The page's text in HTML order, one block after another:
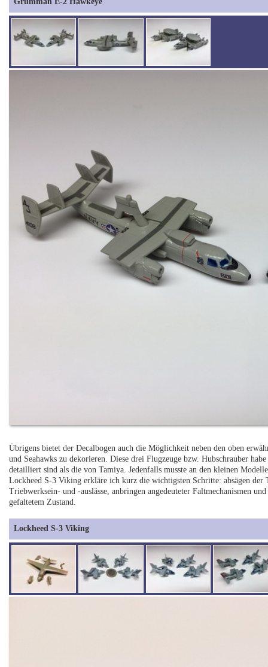
Übrigens bietet der Decalbogen auch die Möglichkeit neben den oben
und Seahawks zu dekorieren. Diese drei Flugzeuge bzw. Hubschrauber
detailliert sind als die von Tamiya. Jedenfalls musste an den kleinen
Lockheed S-3 Viking erkläre ich kurz die wichtigsten Schritte: absägen
Triebwerksein- und -auslässe, anbringen angedeuteter Faltmechanismen
gefaltetem Zustand.
Lockheed S-3 Viking